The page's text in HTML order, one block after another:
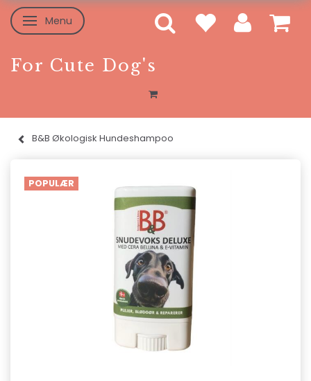
Skifte navigation
Menu
For Cute Dog's
B&B Økologisk Hundeshampoo
POPULÆR